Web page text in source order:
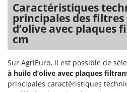
Caractéristiques
principales des
d’olive avec plaques
cm
Sur AgriEuro, il est possible de
à huile d’olive avec plaques
principales caractéristiques